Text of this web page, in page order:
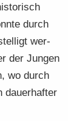
durch
wer­
der Jun­gen
wo durch
dau­er­haf­ter